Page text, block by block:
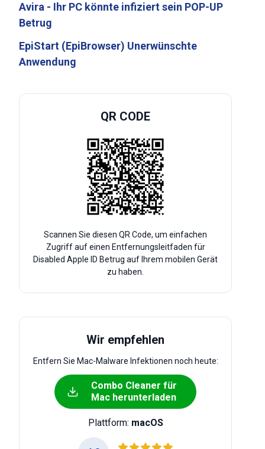
Avira - Ihr PC könnte infiziert sein POP-UP
Betrug
EpiStart (EpiBrowser) Unerwünschte
Anwendung
QR CODE
Scannen Sie diesen QR Code, um einfachen
Zugriff auf einen Entfernungsleitfaden für
Disabled Apple ID Betrug auf Ihrem mobilen Gerät
zu haben.
Wir empfehlen
Entfern Sie Mac-Malware Infektionen noch heute:
Combo Cleaner für
Mac herunterladen
Plattform: macOS